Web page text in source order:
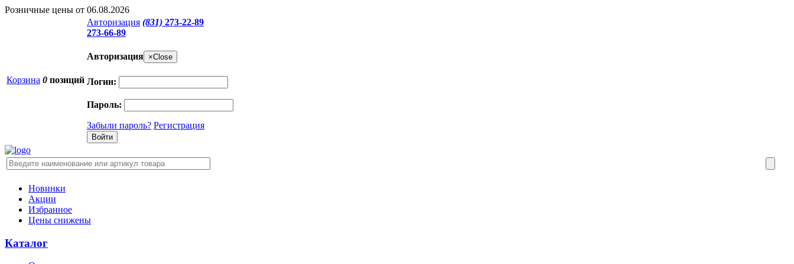
Розничные цены от 06.08.2026
Корзина 0 позиций
Авторизация (831) 273-22-89
273-66-89
Авторизация ×Close
Логин:
Пароль:
Забыли пароль? Регистрация
Новинки
Акции
Избранное
Цены снижены
Каталог